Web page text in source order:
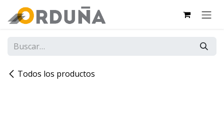
Todos los productos